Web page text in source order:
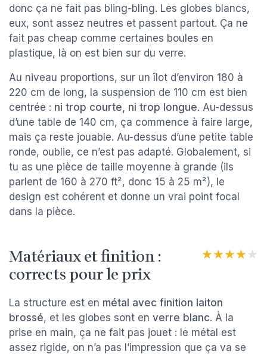
donc ça ne fait pas bling-bling. Les globes blancs,
eux, sont assez neutres et passent partout. Ça ne
fait pas cheap comme certaines boules en
plastique, là on est bien sur du verre.
Au niveau proportions, sur un îlot d’environ 180 à
220 cm de long, la suspension de 110 cm est bien
centrée : ni trop courte, ni trop longue. Au-dessus
d’une table de 140 cm, ça commence à faire large,
mais ça reste jouable. Au-dessus d’une petite table
ronde, oublie, ce n’est pas adapté. Globalement, si
tu as une pièce de taille moyenne à grande (ils
parlent de 160 à 270 ft², donc 15 à 25 m²), le
design est cohérent et donne un vrai point focal
dans la pièce.
Matériaux et finition :
corrects pour le prix
★★★★★
★★★★★
La structure est en métal avec finition laiton
brossé, et les globes sont en verre blanc. À la
prise en main, ça ne fait pas jouet : le métal est
assez rigide, on n’a pas l’impression que ça va se